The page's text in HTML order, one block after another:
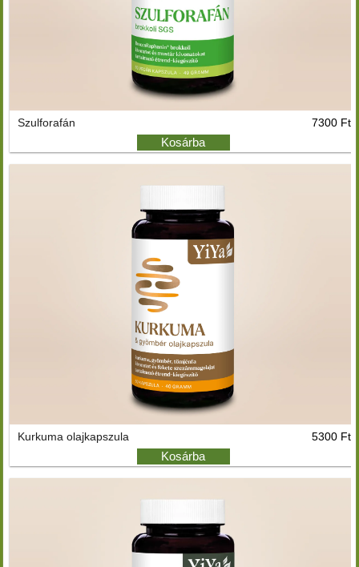
Szulforafán 7300 Ft
Kosárba
Kurkuma olajkapszula 5300 Ft
Kosárba